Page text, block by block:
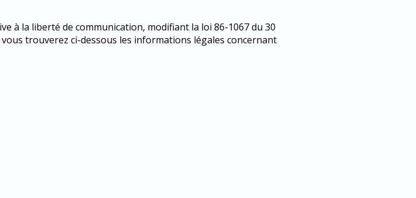
à la liberté de communication, modifiant la loi 86-1067 du 30
trouverez ci-dessous les informations légales concernant